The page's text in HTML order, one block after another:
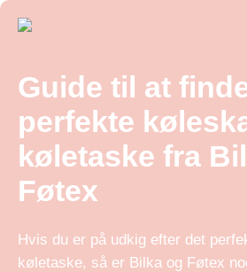
Guide til at
perfekte
køletaske fra
Føtex
Hvis du er på udkig efter det
køletaske, så er Bilka og Føtex